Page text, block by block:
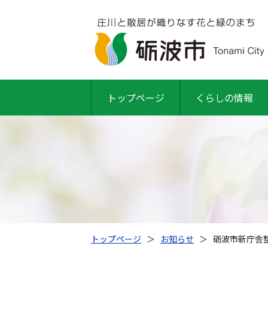
トップページ くらしの情報
トップページ ＞ お知らせ ＞ 砺波市新庁舎